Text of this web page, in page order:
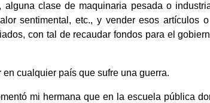
alguna clase de maquinaria pesada o
sentimental, etc., y vender esos artículos
con tal de recaudar fondos para el
cualquier país que sufre una guerra.
mi hermana que en la escuela pública